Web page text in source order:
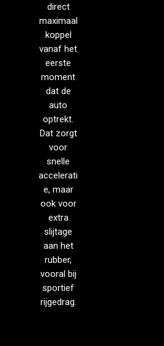
direct
maximaal
koppel
vanaf het
eerste
moment
dat de
auto
optrekt.
Dat zorgt
voor
snelle
accelerati
e, maar
ook voor
extra
slijtage
aan het
rubber,
vooral bij
sportief
rijgedrag.